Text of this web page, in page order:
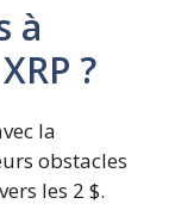
à
?
la
obstacles
les 2 $.